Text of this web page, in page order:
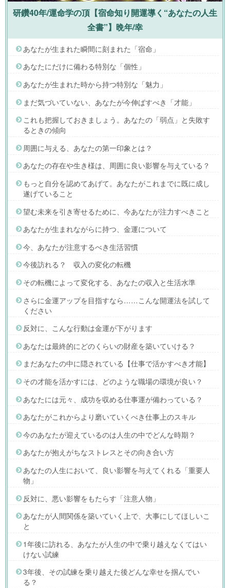
研鑽40年/運命学の頂【宿命知り開運導く“あなたの人生
全書”】晩年/幸
あなたが生まれた瞬間に刻まれた「宿命」
あなたにだけに備わる特別な「個性」
あなたが生まれた時から持つ特別な「魅力」
まだ気づいていない、あなたが今伸ばすべき「才能」
これも把握しておきましょう。あなたの「弱点」と失敗す
るときの傾向
周囲に与える、あなたの第一印象とは？
あなたの存在や生き様は、周囲に良い影響を与えている？
もっと自分を認めてあげて。あなたがこれまでに既に成し
遂げていること
望む未来を引き寄せるために、今あなたが注力すべきこと
あなたが生まれながらに持つ、金運について
今、あなたが注意するべき生活習慣
今後訪れる？ 収入の変化の転機
その転機によって変化する、あなたの収入と生活水準
さらに金運アップを目指すなら……こんな開運法を試して
ください
反対に、こんな行動は金運が下がります
あなたは最終的にどのくらいの財産を築いていける？
まだあなたの中に隠されている【仕事で活かすべき才能】
その才能を活かすには、どのような職場の環境が良い？
あなたには元々、成功を収める仕事運が備わっている？
あなたがこれからより磨いていくべき仕事上のスキル
今のあなたが迎えているのは人生の中でどんな時期？
あなたが抱えがちなストレスとその向き合い方
あなたの人生において、良い影響を与えてくれる「重要人
物」
反対に、悪い影響をもたらす「注意人物」
あなたが人間関係を築いていく上で、大事にしてほしいこ
と
1年後に訪れる、あなたが人生の中で乗り越えなくてはい
けない試練
3年後、その試練を乗り越えた後どんな幸せを掴んでい
る？